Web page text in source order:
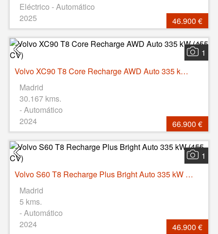
Eléctrico - Automático
2025
46.900 €
1
Volvo XC90 T8 Core Recharge AWD Auto 335 kW (455 CV)
Madrid
30.167 kms.
- Automático
2024
66.900 €
1
Volvo S60 T8 Recharge Plus Bright Auto 335 kW (455 CV)
Madrid
5 kms.
- Automático
2024
46.900 €